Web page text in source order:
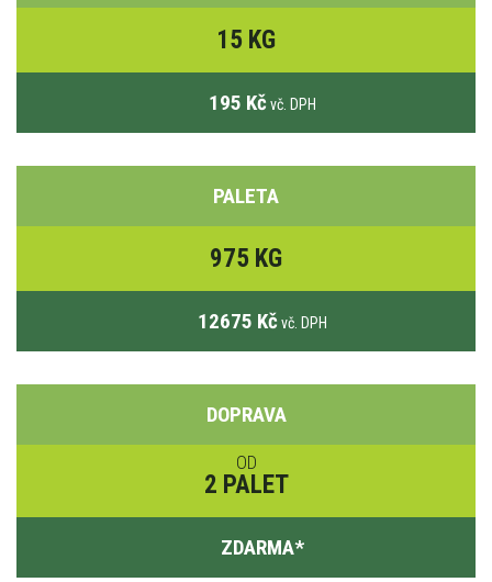
15 KG
195 Kč vč. DPH
PALETA
975 KG
12675 Kč vč. DPH
DOPRAVA
OD
2 PALET
ZDARMA*